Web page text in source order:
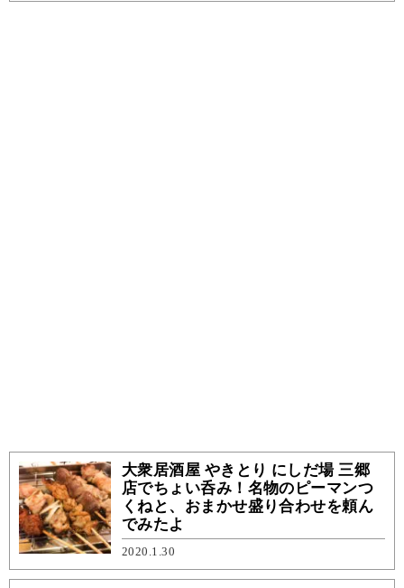
大衆居酒屋 やきとり にしだ場 三郷
店でちょい呑み！名物のピーマンつ
くねと、おまかせ盛り合わせを頼ん
でみたよ
2020.1.30